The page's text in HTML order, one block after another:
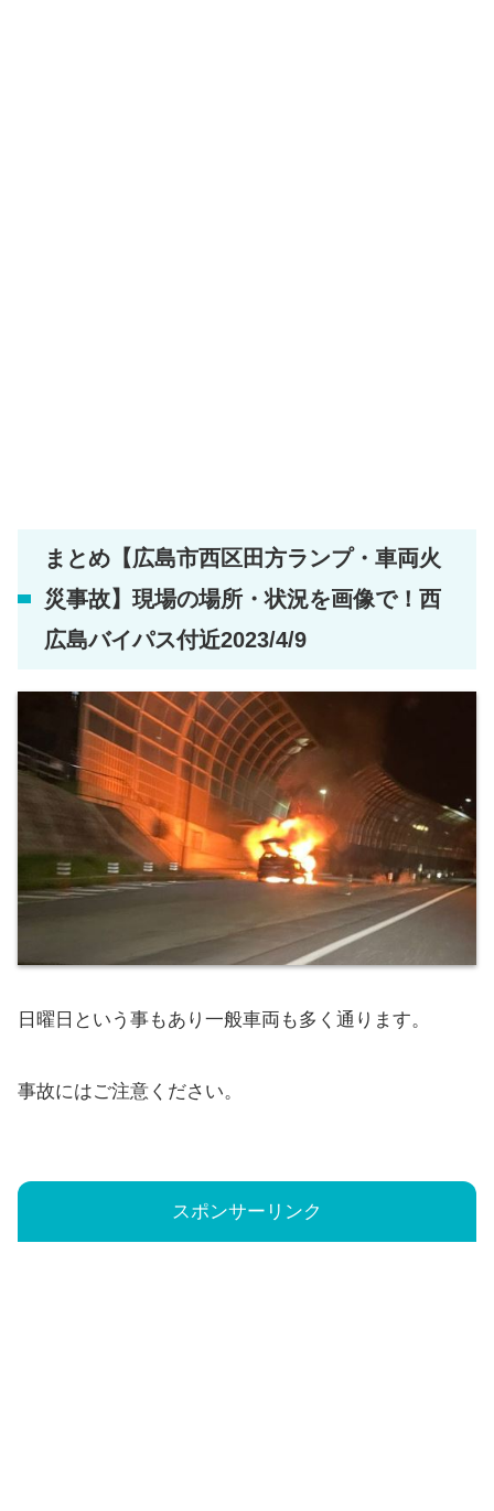
まとめ【広島市西区田方ランプ・車両火
災事故】現場の場所・状況を画像で！西
広島バイパス付近2023/4/9
日曜日という事もあり一般車両も多く通ります。
事故にはご注意ください。
スポンサーリンク